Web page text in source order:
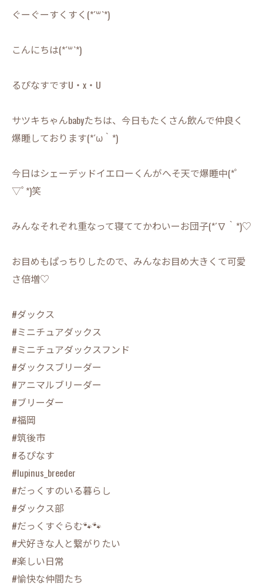
ぐーぐーすくすく(*´꒳`*)
こんにちは(*´꒳`*)
るぴなすですU・x・U
サツキちゃんbabyたちは、今日もたくさん飲んで仲良く
爆睡しております(*´ω｀*)
今日はシェーデッドイエローくんがへそ天で爆睡中(*ﾟ
▽ﾟ*)笑
みんなそれぞれ重なって寝ててかわいーお団子(*´∇｀*)♡
お目めもぱっちりしたので、みんなお目め大きくて可愛
さ倍増♡
#ダックス
#ミニチュアダックス
#ミニチュアダックスフンド
#ダックスブリーダー
#アニマルブリーダー
#ブリーダー
#福岡
#筑後市
#るぴなす
#lupinus_breeder
#だっくすのいる暮らし
#ダックス部
#だっくすぐらむ🐾🐾
#犬好きな人と繋がりたい
#楽しい日常
#愉快な仲間たち